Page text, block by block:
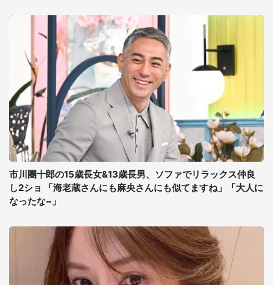
市川團十郎の15歳長女&13歳長男、ソファでリラックス仲良
し2ショ 「海老蔵さんにも麻央さんにも似てますね」「大人に
なったな~」